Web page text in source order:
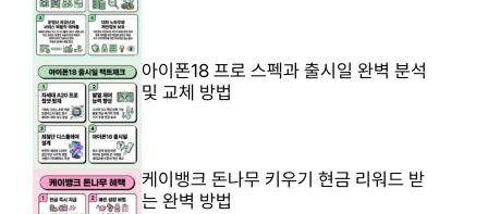
아이폰18 프로 스펙과 출시일 완벽 분석
및 교체 방법
케이뱅크 돈나무 키우기 현금 리워드 받
는 완벽 방법